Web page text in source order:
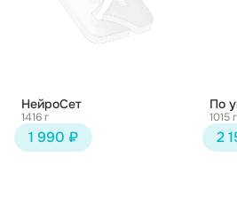
НейроСет
1416 г
1 990 ₽
По
1015 г
2